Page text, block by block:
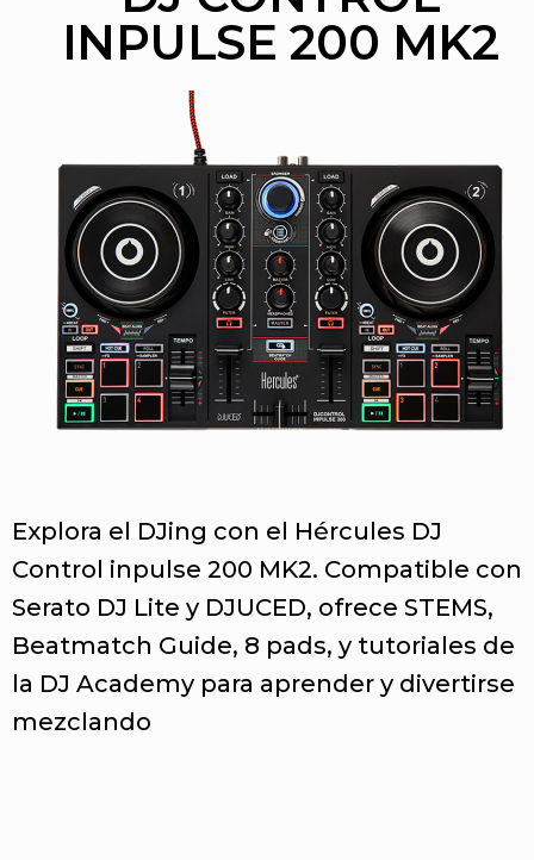
INPULSE 200 MK2
Explora el DJing con el Hércules DJ
Control inpulse 200 MK2. Compatible con
Serato DJ Lite y DJUCED, ofrece STEMS,
Beatmatch Guide, 8 pads, y tutoriales de
la DJ Academy para aprender y divertirse
mezclando